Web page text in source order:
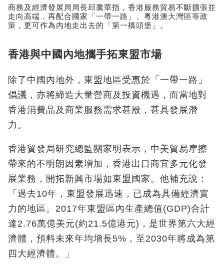
商務及經濟發展局局長邱騰華指，香港服務貿易不斷擴張並
走向高端，再配合國家「一帶一路」、粵港澳大灣區等政
策，更可作為內地走出去的「第一橋頭堡」。
香港與中國內地攜手拓東盟市場
除了中國內地外，東盟地區受惠於「一帶一路」
倡議，亦將締造大量營商及投資機遇，而當地對
香港消費品及商業服務需求甚殷，甚具發展潛
力。
香港貿發局研究總監關家明表示，中美貿易摩擦
帶來的不明朗因素增加，香港出口商宜多元化發
展業務，開拓新興市場如東盟國家。他補充說：
「過去10年，東盟發展迅速，已成為具備經濟實
力的地區。2017年東盟區內生產總值(GDP)合計
達2.76萬億美元(約21.5億港元)，是世界第六大經
濟體，預料未來年均增長5%，至2030年將成為第
四大經濟體。」